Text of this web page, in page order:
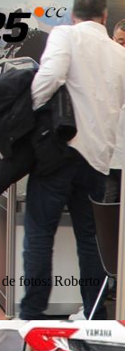
fotos: Roberto